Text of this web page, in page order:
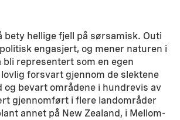
bety hellige fjell på sørsamisk. Outi
engasjert, og mener naturen i
bli representert som en egen
forsvart gjennom de slektene
og bevart områdene i hundrevis av
gjennomført i flere landområder
annet på New Zealand, i Mellom-